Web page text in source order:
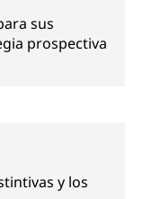
sus
prospectiva
y los